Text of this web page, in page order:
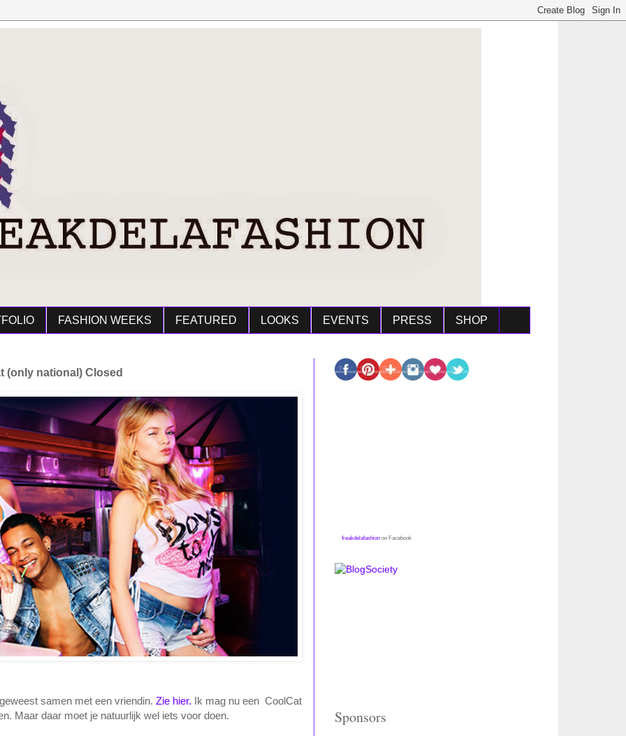
FASHION WEEKS FEATURED LOOKS EVENTS PRESS SHOP
(only national) Closed
samen met een vriendin. Zie hier. Ik mag nu een CoolCat
Maar daar moet je natuurlijk wel iets voor doen.
freakdelafashion on Facebook
Sponsors